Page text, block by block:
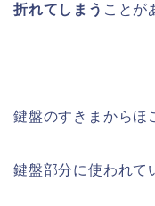
折れてしまう ことが
鍵盤のすきまからほ
鍵盤部分に使われて